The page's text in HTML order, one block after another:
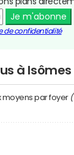
Je m'abonne
de confidentialité
à Isômes
moyens par foyer